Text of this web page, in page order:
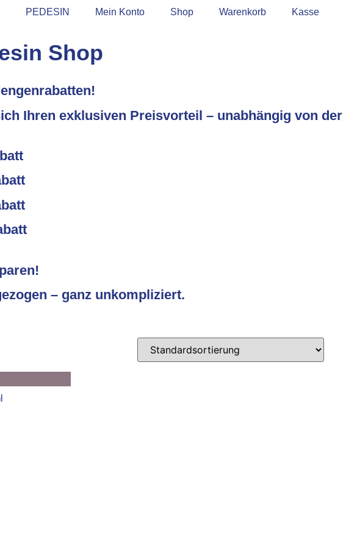
PEDESIN Mein Konto Shop Warenkorb Kasse
Shop
Ihren exklusiven Preisvorteil – unabhängig von der
– ganz unkompliziert.